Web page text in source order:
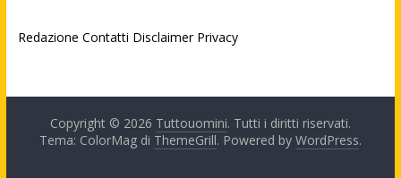
Redazione Contatti Disclaimer Privacy
Copyright © 2026 Tuttouomini. Tutti i diritti riservati.
Tema: ColorMag di ThemeGrill. Powered by WordPress.